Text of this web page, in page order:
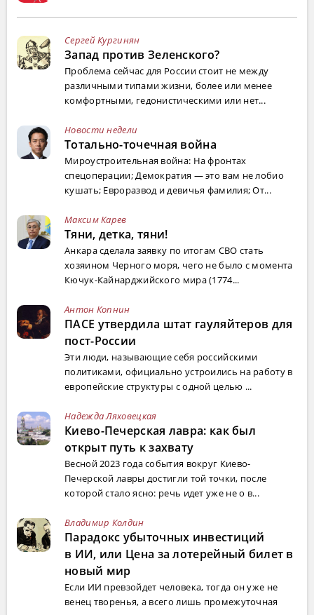
Сергей Кургинян
Запад против Зеленского?
Проблема сейчас для России стоит не между
различными типами жизни, более или менее
комфортными, гедонистическими или нет...
Новости недели
Тотально-точечная война
Мироустроительная война: На фронтах
спецоперации; Демократия — это вам не лобио
кушать; Евроразвод и девичья фамилия; От...
Максим Карев
Тяни, детка, тяни!
Анкара сделала заявку по итогам СВО стать
хозяином Черного моря, чего не было с момента
Кючук-Кайнарджийского мира (1774...
Антон Копнин
ПАСЕ утвердила штат гауляйтеров для
пост-России
Эти люди, называющие себя российскими
политиками, официально устроились на работу в
европейские структуры с одной целью ...
Надежда Ляховецкая
Киево-Печерская лавра: как был
открыт путь к захвату
Весной 2023 года события вокруг Киево-
Печерской лавры достигли той точки, после
которой стало ясно: речь идет уже не о в...
Владимир Колдин
Парадокс убыточных инвестиций
в ИИ, или Цена за лотерейный билет в
новый мир
Если ИИ превзойдет человека, тогда он уже не
венец творенья, а всего лишь промежуточная